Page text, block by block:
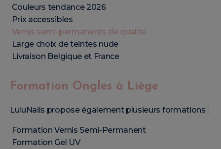
Couleurs tendance 2026
Prix accessibles
Vernis semi-permanents de qualité
Large choix de teintes nude
Livraison Belgique et France
Formation Ongles à Liège
LuluNails propose également plusieurs formations :
Formation Vernis Semi-Permanent
Formation Gel UV